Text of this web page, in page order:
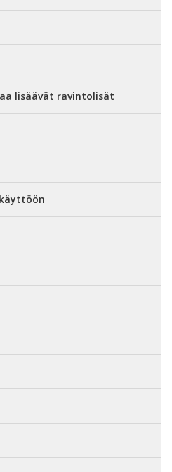
lisäävät ravintolisät